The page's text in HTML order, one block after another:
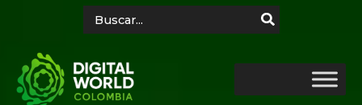
contenido
for: